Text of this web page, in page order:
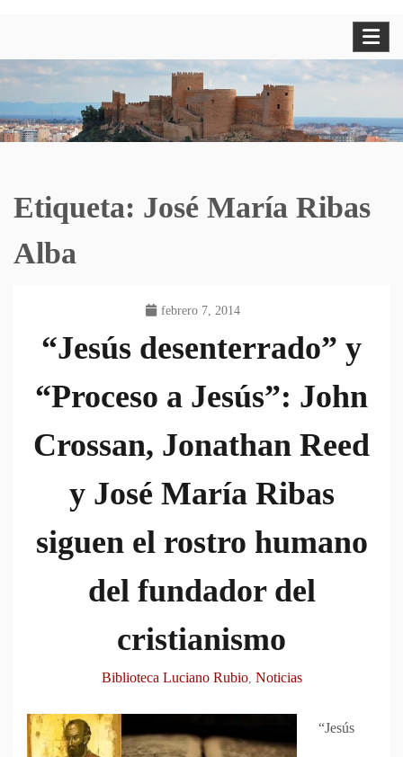
Etiqueta: José María Ribas
Alba
febrero 7, 2014
“Jesús desenterrado” y
“Proceso a Jesús”: John
Crossan, Jonathan Reed
y José María Ribas
siguen el rostro humano
del fundador del
cristianismo
Biblioteca Luciano Rubio, Noticias
“Jesús